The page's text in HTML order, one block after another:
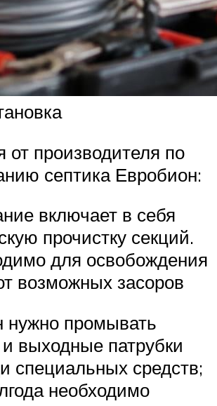
от производителя по
септика Евробион:
включает в себя
прочистку секций.
для освобождения
возможных засоров
нужно промывать
выходные патрубки
специальных средств;
необходимо